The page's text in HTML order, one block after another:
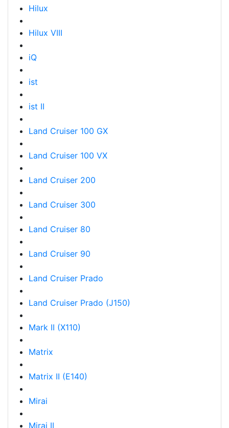
Hilux
Hilux VIII
iQ
ist
ist II
Land Cruiser 100 GX
Land Cruiser 100 VX
Land Cruiser 200
Land Cruiser 300
Land Cruiser 80
Land Cruiser 90
Land Cruiser Prado
Land Cruiser Prado (J150)
Mark II (X110)
Matrix
Matrix II (E140)
Mirai
Mirai II